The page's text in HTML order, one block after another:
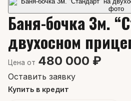
Баня-бочка 3м.
двухосном
Цена от 480 000 ₽
Оставить заявку
Купить в кредит